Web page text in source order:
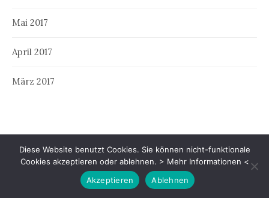
Mai 2017
April 2017
März 2017
Diese Website benutzt Cookies. Sie können nicht-funktionale
Cookies akzeptieren oder ablehnen. > Mehr Informationen <
Akzeptieren
Ablehnen